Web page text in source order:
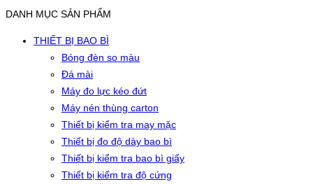
DANH MỤC SẢN PHẨM
THIẾT BỊ BAO BÌ
Bóng đèn so màu
Đá mài
Máy đo lực kéo đứt
Máy nén thùng carton
Thiết bị kiểm tra may mặc
Thiết bị đo độ dày bao bì
Thiết bị kiểm tra bao bì giấy
Thiết bị kiểm tra độ cứng